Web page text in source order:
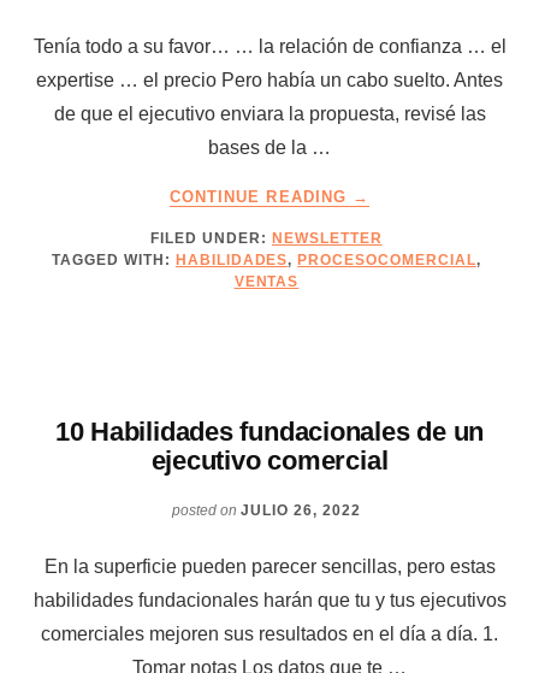
Tenía todo a su favor… … la relación de confianza … el
expertise … el precio Pero había un cabo suelto. Antes
de que el ejecutivo enviara la propuesta, revisé las
bases de la …
CONTINUE READING
CABOS
SUELTOS
→
FILED UNDER: NEWSLETTER
TAGGED WITH: HABILIDADES,PROCESOCOMERCIAL,
VENTAS
10 Habilidades fundacionales de un
ejecutivo comercial
posted onJULIO 26, 2022
En la superficie pueden parecer sencillas, pero estas
habilidades fundacionales harán que tu y tus ejecutivos
comerciales mejoren sus resultados en el día a día. 1.
Tomar notas Los datos que te …